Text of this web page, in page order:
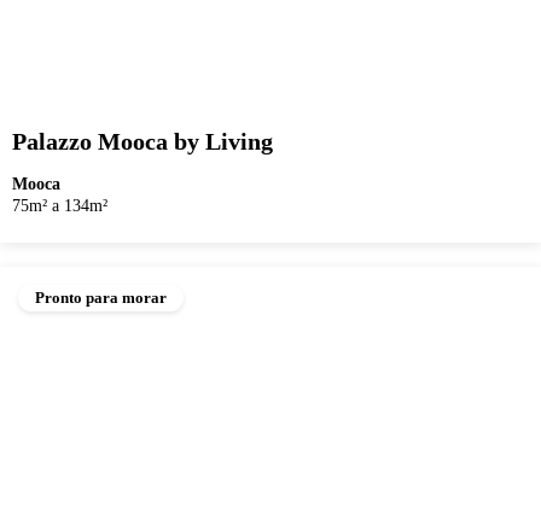
Palazzo Mooca by Living
Mooca
75m² a 134m²
Pronto para morar